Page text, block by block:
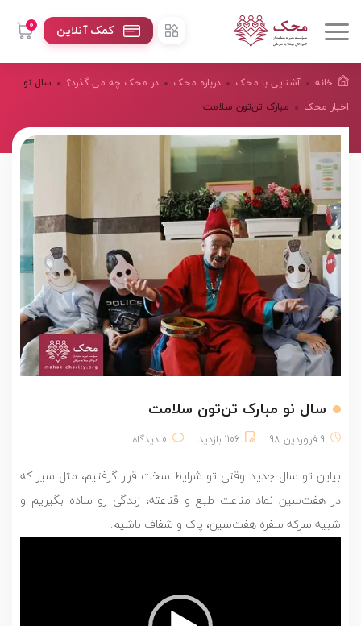
0 کمک آنلاین
خانه آشنایی با محک درباره محک
در محک چه می گذرد؟
اخبار محک
سال نو
مبارک تن‌تون سلامت
سال نو مبارک تن‌تون سلامت
9 فروردین 98 1106 بازدید 0 دیدگاه
بیاین تو سال جدید وقتی تو شرایط سخت قرار گرفتیم، مثل سیر که
در هفت‌سین نماد مناعت طبع و قناعته، زندگی رو ساده بگیریم و
شبیه سرکه سفره هفت‌سین، پاک و شفاف باشیم.